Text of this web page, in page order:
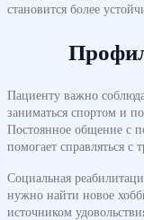
становится более
Пациенту важно
заниматься спортом и
Постоянное общение с
помогает справляться с
Социальная
нужно найти новое
источником